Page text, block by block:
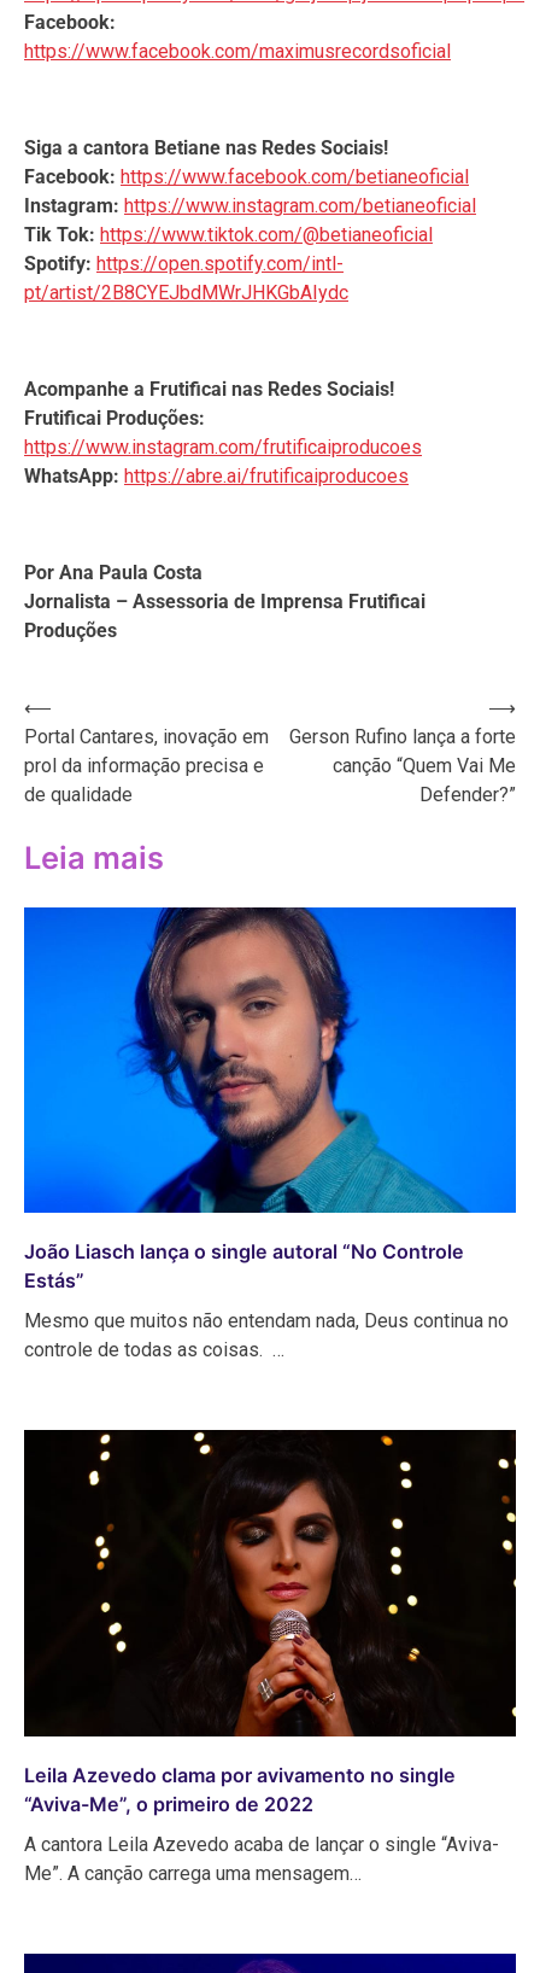
Facebook:
https://www.facebook.com/maximusrecordsoficial
Siga a cantora Betiane nas Redes Sociais!
Facebook: https://www.facebook.com/betianeoficial
Instagram: https://www.instagram.com/betianeoficial
Tik Tok: https://www.tiktok.com/@betianeoficial
Spotify: https://open.spotify.com/intl-
pt/artist/2B8CYEJbdMWrJHKGbAIydc
Acompanhe a Frutificai nas Redes Sociais!
Frutificai Produções:
https://www.instagram.com/frutificaiproducoes
WhatsApp: https://abre.ai/frutificaiproducoes
Por Ana Paula Costa
Jornalista – Assessoria de Imprensa Frutificai
Produções
Navegação
de
Post
⟵
Portal Cantares, inovação em
prol da informação precisa e
de qualidade
Gerson Rufino lança a forte
canção “Quem Vai Me
Defender?”
⟶
Leia mais
João Liasch lança o single autoral “No Controle
Estás”
Mesmo que muitos não entendam nada, Deus continua no
controle de todas as coisas. …
Leila Azevedo clama por avivamento no single
“Aviva-Me”, o primeiro de 2022
A cantora Leila Azevedo acaba de lançar o single “Aviva-
Me”. A canção carrega uma mensagem…